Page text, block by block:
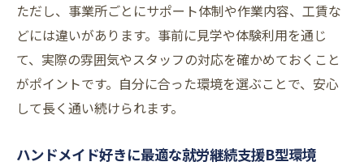
就労継続支援B型で無理なくステップアップ
する方法
体験から分かる大阪府のハンドメイド支援現場
就労継続支援B型の体験利用で見えるハンド
メイド現場
大阪で人気の就労継続支援B型体験者の声と
ただし、事業所ごとにサポート体制や作業内容、工賃な
どには違いがあります。事前に見学や体験利用を通じ
て、実際の雰囲気やスタッフの対応を確かめておくこと
がポイントです。自分に合った環境を選ぶことで、安心
して長く通い続けられます。
ハンドメイド好きに最適な就労継続支援B型環境